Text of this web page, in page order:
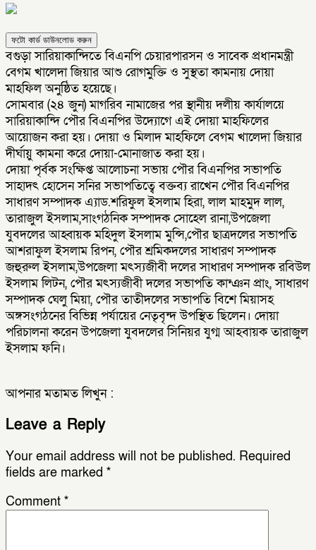
ফটো কার্ড ডাউনলোড করুন
বগুড়া সারিয়াকান্দিতে বিএনপি চেয়ারপারসন ও সাবেক প্রধানমন্ত্রী
বেগম খালেদা জিয়ার আশু রোগমুক্তি ও সুস্থতা কামনায় দোয়া
মাহফিল অনুষ্ঠিত হয়েছে।
সোমবার (২৪ জুন) মাগরিব নামাজের পর স্থানীয় দলীয় কার্যালয়ে
সারিয়াকান্দি পৌর বিএনপির উদ্যোগে এই দোয়া মাহফিলের
আয়োজন করা হয়। দোয়া ও মিলাদ মাহফিলে বেগম খালেদা জিয়ার
দীর্ঘায়ু কামনা করে দোয়া-মোনাজাত করা হয়।
দোয়া পৃর্বক সংক্ষিপ্ত আলোচনা সভায় পৌর বিএনপির সভাপতি
সাহাদৎ হোসেন সনির সভাপতিত্বে বক্তব্য রাখেন পৌর বিএনপির
সাধারণ সম্পাদক এ্যাড.শরিফুল ইসলাম হিরা, লাল মাহমুদ লাল,
তারাজুল ইসলাম,সাংগঠনিক সম্পাদক সোহেল রানা,উপজেলা
যুবদলের আহ্বায়ক মহিদুল ইসলাম মুন্সি,পৌর ছাত্রদলের সভাপতি
আশরাফুল ইসলাম রিপন, পৌর শ্রমিকদলের সাধারণ সম্পাদক
জহুরুল ইসলাম,উপজেলা মৎস্যজীবী দলের সাধারণ সম্পাদক রবিউল
ইসলাম লিটন, পৌর মৎস্যজীবী দলের সভাপতি কান্ঞন প্রাং, সাধারণ
সম্পাদক ঘেলু মিয়া, পৌর তাতীদলের সভাপতি বিশে মিয়াসহ
অঙ্গসংগঠনের বিভিন্ন পর্যায়ের নেতৃবৃন্দ উপস্থিত ছিলেন। দোয়া
পরিচালনা করেন উপজেলা যুবদলের সিনিয়র যুগ্ম আহবায়ক তারাজুল
ইসলাম ফনি।
আপনার মতামত লিখুন :
Leave a Reply
Your email address will not be published. Required
fields are marked *
Comment *